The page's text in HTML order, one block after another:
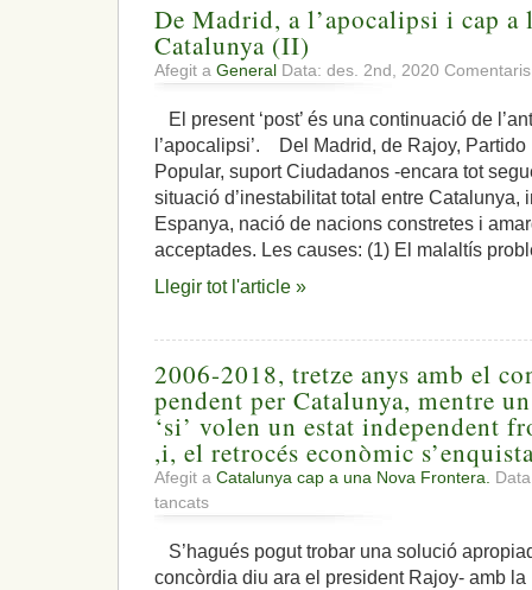
De Madrid, a l’apocalipsi i cap a
Catalunya (II)
Afegit a General Data: des. 2nd, 2020
El present ‘post’ és una continuació de
l’apocalipsi’. Del Madrid, de Rajoy, Partido
Popular, suport Ciudadanos -encara tot
situació d’inestabilitat total entre Catalunya,
Espanya, nació de nacions constretes i
acceptades. Les causes: (1) El malaltís
Llegir tot l'article »
2006-2018, tretze anys amb el
pendent per Catalunya, mentre
‘si’ volen un estat independent
,i, el retrocés econòmic
Afegit a Catalunya cap a una Nova Frontera.
tancats
2006-
tretze
anys
S’hagués pogut trobar una solució
concòrdia diu ara el president Rajoy- amb